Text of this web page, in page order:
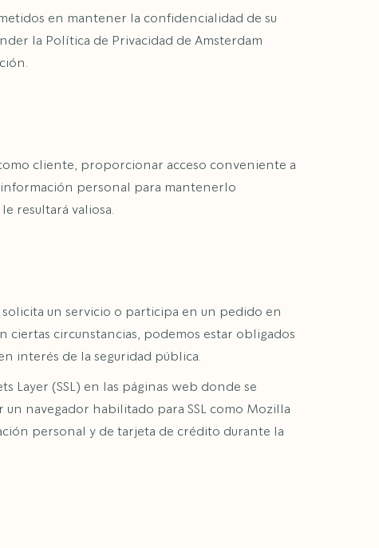
en mantener la confidencialidad de su
la Política de Privacidad de Amsterdam
cliente, proporcionar acceso conveniente a
información personal para mantenerlo
resultará valiosa.
un servicio o participa en un pedido en
ciertas circunstancias, podemos estar obligados
interés de la seguridad pública.
Layer (SSL) en las páginas web donde se
navegador habilitado para SSL como Mozilla
personal y de tarjeta de crédito durante la